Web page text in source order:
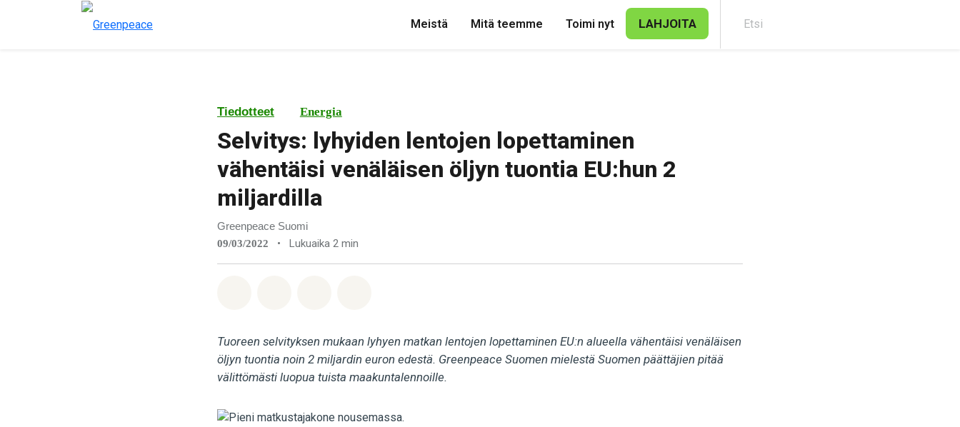
Meistä Mitä teemme Toimi nyt LAHJOITA
Tiedotteet Energia
Selvitys: lyhyiden lentojen lopettaminen
vähentäisi venäläisen öljyn tuontia EU:hun 2
miljardilla
Greenpeace Suomi
09/03/2022 • Lukuaika 2 min
Tuoreen selvityksen mukaan lyhyen matkan lentojen lopettaminen EU:n alueella vähentäisi venäläisen
öljyn tuontia noin 2 miljardin euron edestä. Greenpeace Suomen mielestä Suomen päättäjien pitää
välittömästi luopua tuista maakuntalennoille.